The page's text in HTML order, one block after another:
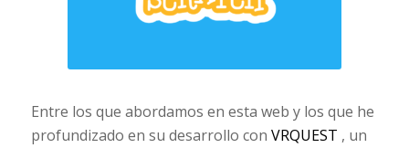
Entre los que abordamos en esta web y los que he
profundizado en su desarrollo con VRQUEST , un